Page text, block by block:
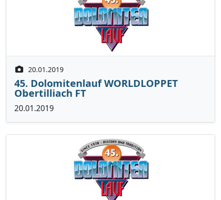
20.01.2019
45. Dolomitenlauf WORLDLOPPET
Obertilliach FT
20.01.2019